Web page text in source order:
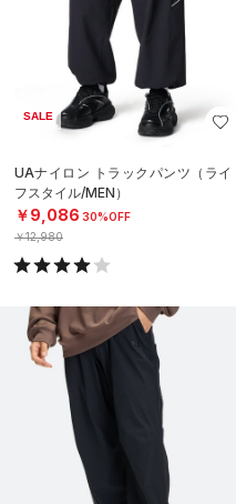
SALE
UAナイロン トラックパンツ（ライ
フスタイル/MEN）
￥9,086 30%OFF
￥12,980